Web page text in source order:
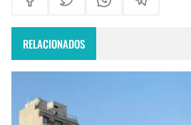
RELACIONADOS